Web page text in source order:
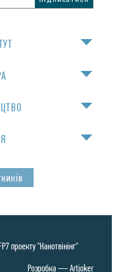
проекту "Нанотвінінг"
Розробка —Artjoker